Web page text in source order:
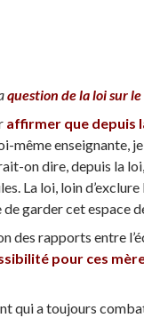
question de la loi sur le
affirmer que depuis
même enseignante,
on dire, depuis la
La loi, loin
garder cet espace
des rapports entre
pour ces
qui a toujours